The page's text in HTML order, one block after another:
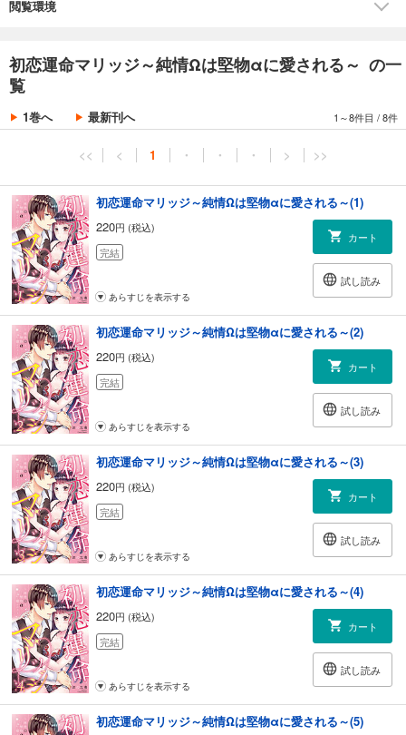
してきて――
アな新婚オメガバース！
閲覧環境
初恋運命マリッジ～純情Ωは堅物αに愛される～ の一
覧
1巻へ 最新刊へ 1～8件目 /8件
<< < 1 ・ ・ ・ > >>
初恋運命マリッジ～純情Ωは堅物αに愛される～(1)
220円 (税込)
完結
カート
試し読み
あらすじを表示する
初恋運命マリッジ～純情Ωは堅物αに愛される～(2)
220円 (税込)
完結
カート
試し読み
あらすじを表示する
初恋運命マリッジ～純情Ωは堅物αに愛される～(3)
220円 (税込)
完結
カート
試し読み
あらすじを表示する
初恋運命マリッジ～純情Ωは堅物αに愛される～(4)
220円 (税込)
完結
カート
試し読み
あらすじを表示する
初恋運命マリッジ～純情Ωは堅物αに愛される～(5)